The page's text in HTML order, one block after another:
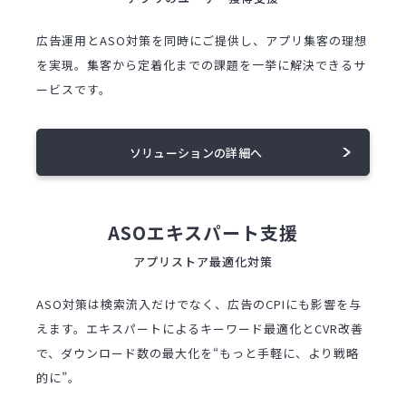
広告運用とASO対策を同時にご提供し、アプリ集客の理想
を実現。集客から定着化までの課題を一挙に解決できるサ
ービスです。
ソリューションの詳細へ
ASOエキスパート支援
アプリストア最適化対策
ASO対策は検索流入だけでなく、広告のCPIにも影響を与
えます。エキスパートによるキーワード最適化とCVR改善
で、ダウンロード数の最大化を“もっと手軽に、より戦略
的に”。